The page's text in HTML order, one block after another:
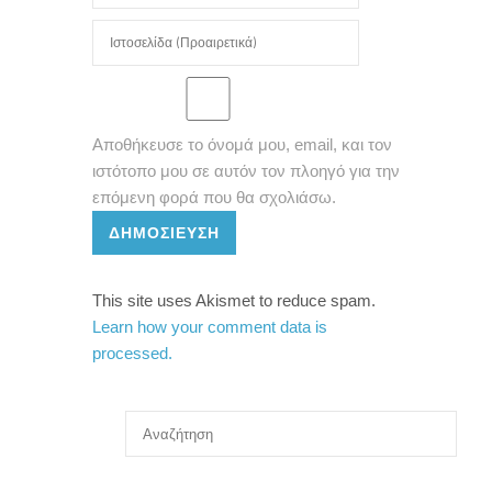
Αποθήκευσε το όνομά μου, email, και τον
ιστότοπο μου σε αυτόν τον πλοηγό για την
επόμενη φορά που θα σχολιάσω.
ΔΗΜΟΣΊΕΥΣΗ
This site uses Akismet to reduce spam.
Learn how your comment data is
processed.